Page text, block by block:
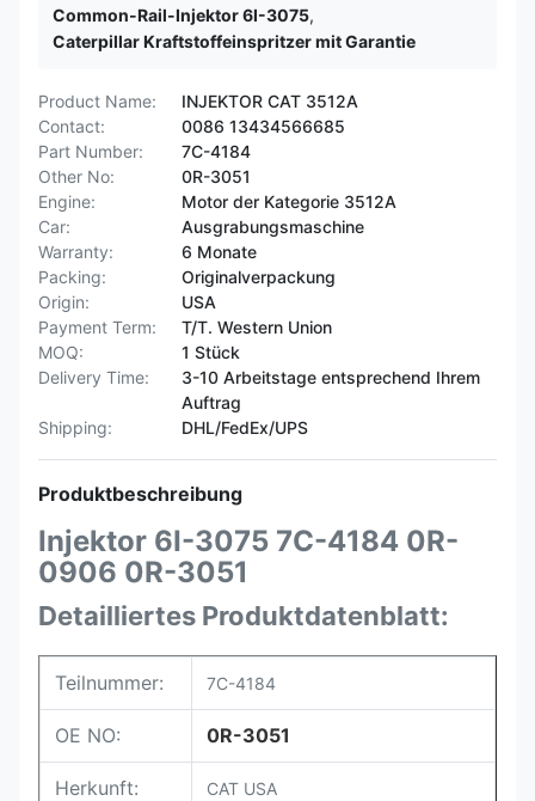
Common-Rail-Injektor 6I-3075,
Caterpillar Kraftstoffeinspritzer mit Garantie
Product Name:
INJEKTOR CAT 3512A
Contact:
0086 13434566685
Part Number:
7C-4184
Other No:
0R-3051
Engine:
Motor der Kategorie 3512A
Car:
Ausgrabungsmaschine
Warranty:
6 Monate
Packing:
Originalverpackung
Origin:
USA
Payment Term:
T/T. Western Union
MOQ:
1 Stück
Delivery Time:
3-10 Arbeitstage entsprechend Ihrem
Auftrag
Shipping:
DHL/FedEx/UPS
Produktbeschreibung
Injektor 6I-3075 7C-4184 0R-
0906 0R-3051
Detailliertes Produktdatenblatt:
Teilnummer: 7C-4184
OE NO: 0R-3051
Herkunft: CAT USA